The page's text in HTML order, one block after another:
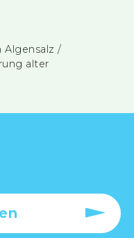
Algensalz /
alter